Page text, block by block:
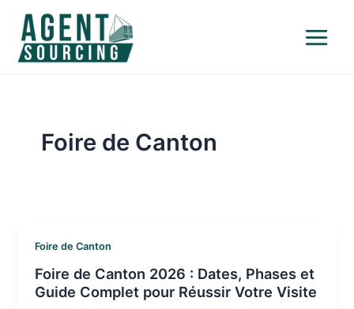
contenu
Menu
Foire de Canton
Foire de Canton
Foire de Canton 2026 : Dates, Phases et
Guide Complet pour Réussir Votre Visite